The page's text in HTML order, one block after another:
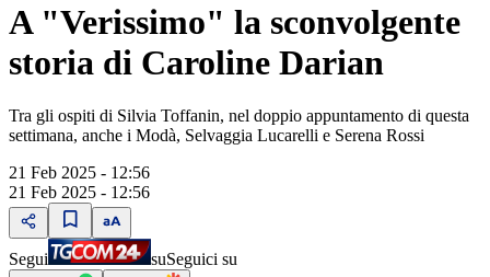
A "Verissimo" la sconvolgente
storia di Caroline Darian
Tra gli ospiti di Silvia Toffanin, nel doppio appuntamento di questa
settimana, anche i Modà, Selvaggia Lucarelli e Serena Rossi
21 Feb 2025 - 12:56
21 Feb 2025 - 12:56
Segui suSeguici su